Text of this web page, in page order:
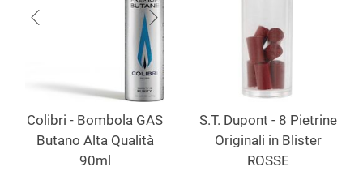
Colibri - Bombola GAS
Butano Alta Qualità
90ml
S.T. Dupont - 8 Pietrine
Originali in Blister
ROSSE